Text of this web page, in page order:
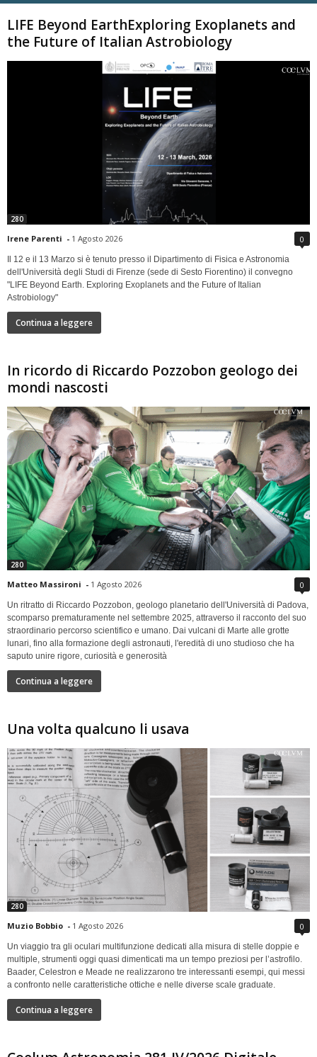
LIFE Beyond EarthExploring Exoplanets and
the Future of Italian Astrobiology
280
Irene Parenti - 1 Agosto 2026 0
Il 12 e il 13 Marzo si è tenuto presso il Dipartimento di Fisica e Astronomia
dell'Università degli Studi di Firenze (sede di Sesto Fiorentino) il convegno
"LIFE Beyond Earth. Exploring Exoplanets and the Future of Italian
Astrobiology"
Continua a leggere
In ricordo di Riccardo Pozzobon geologo dei
mondi nascosti
280
Matteo Massironi - 1 Agosto 2026 0
Un ritratto di Riccardo Pozzobon, geologo planetario dell'Università di Padova,
scomparso prematuramente nel settembre 2025, attraverso il racconto del suo
straordinario percorso scientifico e umano. Dai vulcani di Marte alle grotte
lunari, fino alla formazione degli astronauti, l'eredità di uno studioso che ha
saputo unire rigore, curiosità e generosità
Continua a leggere
Una volta qualcuno li usava
280
Muzio Bobbio - 1 Agosto 2026 0
Un viaggio tra gli oculari multifunzione dedicati alla misura di stelle doppie e
multiple, strumenti oggi quasi dimenticati ma un tempo preziosi per l’astrofilo.
Baader, Celestron e Meade ne realizzarono tre interessanti esempi, qui messi
a confronto nelle caratteristiche ottiche e nelle diverse scale graduate.
Continua a leggere